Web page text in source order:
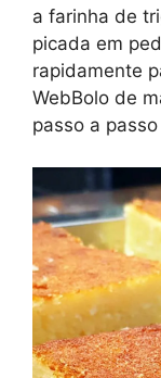
a farinha de
picada em
rapidamente
WebBolo de
passo a